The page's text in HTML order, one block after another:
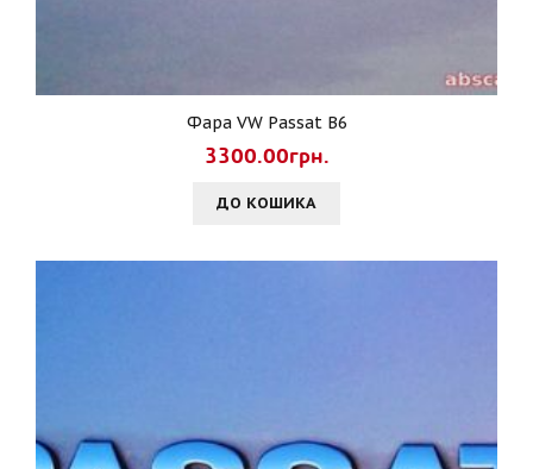
Фара VW Passat B6
3300.00грн.
ДО КОШИКА